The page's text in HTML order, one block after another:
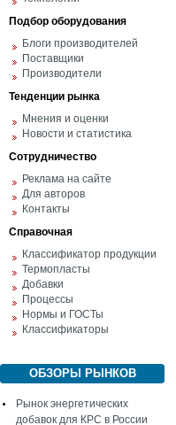
Подбор оборудования
Блоги производителей
Поставщики
Производители
Тенденции рынка
Мнения и оценки
Новости и статистика
Сотрудничество
Реклама на сайте
Для авторов
Контакты
Справочная
Классификатор продукции
Термопласты
Добавки
Процессы
Нормы и ГОСТы
Классификаторы
ОБЗОРЫ РЫНКОВ
Рынок энергетических
добавок для КРС в России